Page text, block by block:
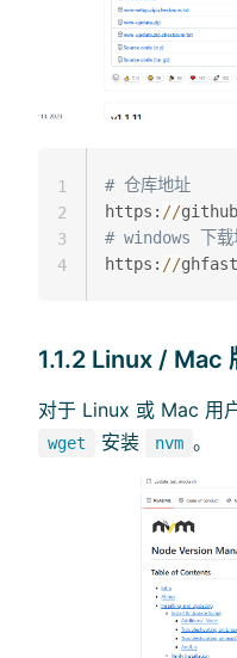
# 仓库地址
https: //github
# windows 下载
https: //ghfast
1
2
3
4
1.1.2 Linux / Mac
对于 Linux 或 Mac 用
wget 安装 nvm 。